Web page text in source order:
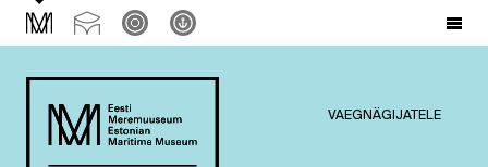
VAEGNÄGIJATELE